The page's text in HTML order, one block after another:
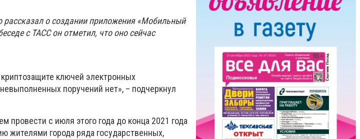
о создании приложения «Мобильный
с ТАСС он отметил, что оно сейчас
ключей электронных
поручений нет», – подчеркнул
с июля этого года до конца 2021 года
жителями города ряда государственных,